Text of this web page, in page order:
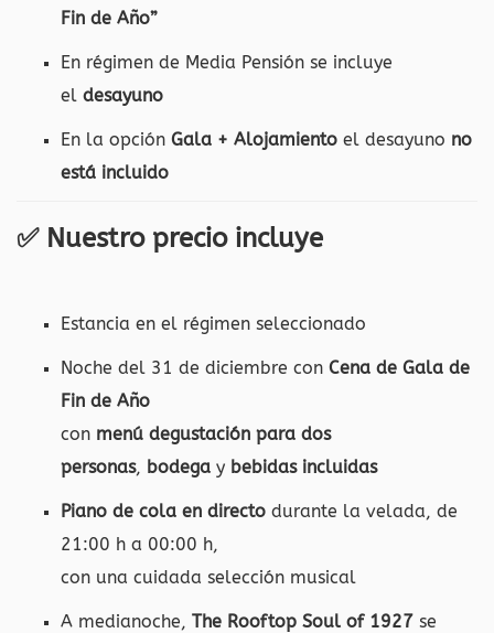
Fin de Año”
En régimen de Media Pensión se incluye
el desayuno
En la opción Gala + Alojamiento el desayuno no
está incluido
✅ Nuestro precio incluye
Estancia en el régimen seleccionado
Noche del 31 de diciembre con Cena de Gala de
Fin de Año
con menú degustación para dos
personas, bodega y bebidas incluidas
Piano de cola en directo durante la velada, de
21:00 h a 00:00 h,
con una cuidada selección musical
A medianoche, The Rooftop Soul of 1927 se